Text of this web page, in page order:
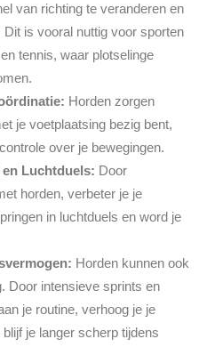
van richting te veranderen en
is vooral nuttig voor sporten
tennis, waar plotselinge
Horden zorgen
je voetplaatsing bezig bent,
over je bewegingen.
Luchtduels: Door
horden, verbeter je je
in luchtduels en word je
Horden kunnen ook
Door intensieve sprints en
je routine, verhoog je je
je langer scherp tijdens